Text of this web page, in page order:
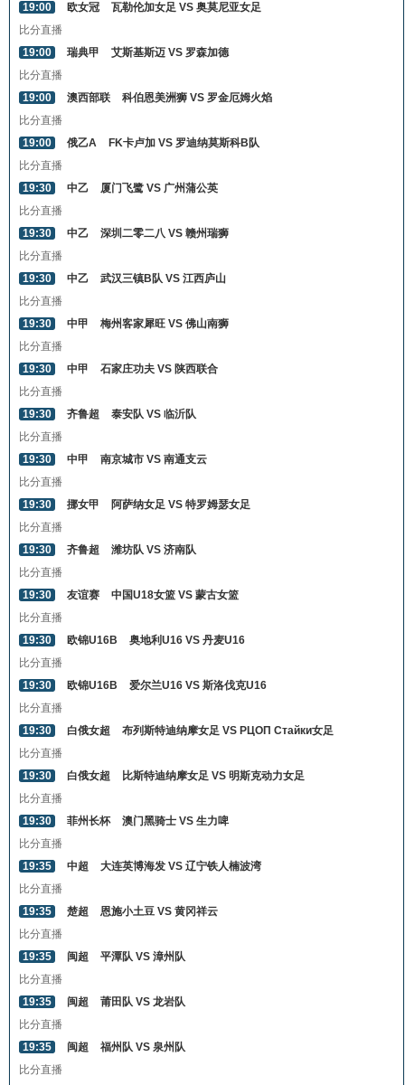
19:00
欧女冠
瓦勒伦加女足 VS 奥莫尼亚女足
比分直播
19:00
瑞典甲
艾斯基斯迈 VS 罗森加德
比分直播
19:00
澳西部联
科伯恩美洲狮 VS 罗金厄姆火焰
比分直播
19:00
俄乙A
FK卡卢加 VS 罗迪纳莫斯科B队
比分直播
19:30
中乙
厦门飞鹭 VS 广州蒲公英
比分直播
19:30
中乙
深圳二零二八 VS 赣州瑞狮
比分直播
19:30
中乙
武汉三镇B队 VS 江西庐山
比分直播
19:30
中甲
梅州客家犀旺 VS 佛山南狮
比分直播
19:30
中甲
石家庄功夫 VS 陕西联合
比分直播
19:30
齐鲁超
泰安队 VS 临沂队
比分直播
19:30
中甲
南京城市 VS 南通支云
比分直播
19:30
挪女甲
阿萨纳女足 VS 特罗姆瑟女足
比分直播
19:30
齐鲁超
潍坊队 VS 济南队
比分直播
19:30
友谊赛
中国U18女篮 VS 蒙古女篮
比分直播
19:30
欧锦U16B
奥地利U16 VS 丹麦U16
比分直播
19:30
欧锦U16B
爱尔兰U16 VS 斯洛伐克U16
比分直播
19:30
白俄女超
布列斯特迪纳摩女足 VS РЦОП Стайки女足
比分直播
19:30
白俄女超
比斯特迪纳摩女足 VS 明斯克动力女足
比分直播
19:30
菲州长杯
澳门黑骑士 VS 生力啤
比分直播
19:35
中超
大连英博海发 VS 辽宁铁人楠波湾
比分直播
19:35
楚超
恩施小土豆 VS 黄冈祥云
比分直播
19:35
闽超
平潭队 VS 漳州队
比分直播
19:35
闽超
莆田队 VS 龙岩队
比分直播
19:35
闽超
福州队 VS 泉州队
比分直播